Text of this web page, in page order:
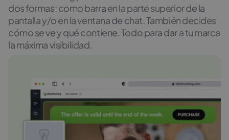
dos formas: como barra en la parte superior de la
pantalla y/o en la ventana de chat. También decides
cómo se ve y qué contiene. Todo para dar a tu marca
la máxima visibilidad.